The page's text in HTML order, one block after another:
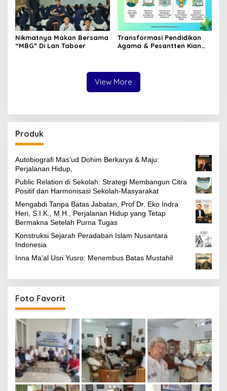
Nikmatnya Makan Bersama
“MBG” Di Lan Taboer
Transformasi Pendidikan
Agama & Pesantten Kian
View More
Produk
Autobiografi Mas’ud Dohim Berkarya & Maju:
Perjalanan Hidup,
Public Relation di Sekolah: Strategi Membangun Citra
Positif dan Harmonisasi Sekolah-Masyarakat
Mengabdi Tanpa Batas Jabatan, Prof Dr. Eko Indra
Heri, S.I.K., M.H., Perjalanan Hidup yang Tetap
Bermakna Setelah Purna Tugas
Konstruksi Sejarah Peradaban Islam Nusantara
Indonesia
Inna Ma’al Usri Yusro: Menembus Batas Mustahil
Foto Favorit